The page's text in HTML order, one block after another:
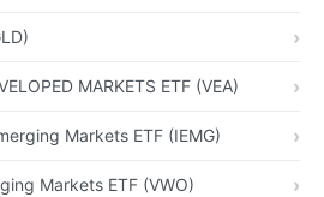
MARKETS ETF (VEA)
Markets ETF (IEMG)
Markets ETF (VWO)